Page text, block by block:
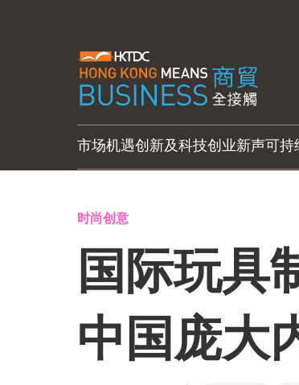
市场机遇创新及科技创业新声可持
时尚创意
国际玩具
中国庞大